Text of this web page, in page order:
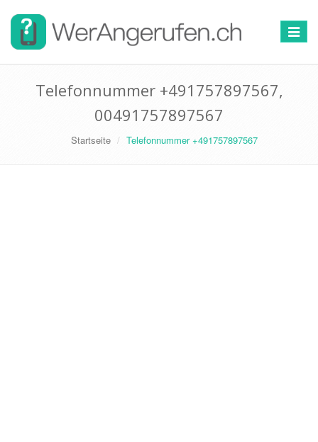
Toggle
Telefonnummer +491757897567,
00491757897567
Startseite Telefonnummer +491757897567